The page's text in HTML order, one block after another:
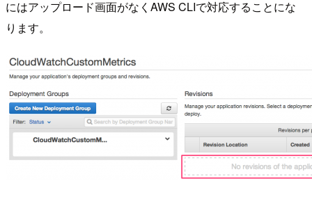
にはアップロード画面がなくAWS CLIで対応することにな
ります。